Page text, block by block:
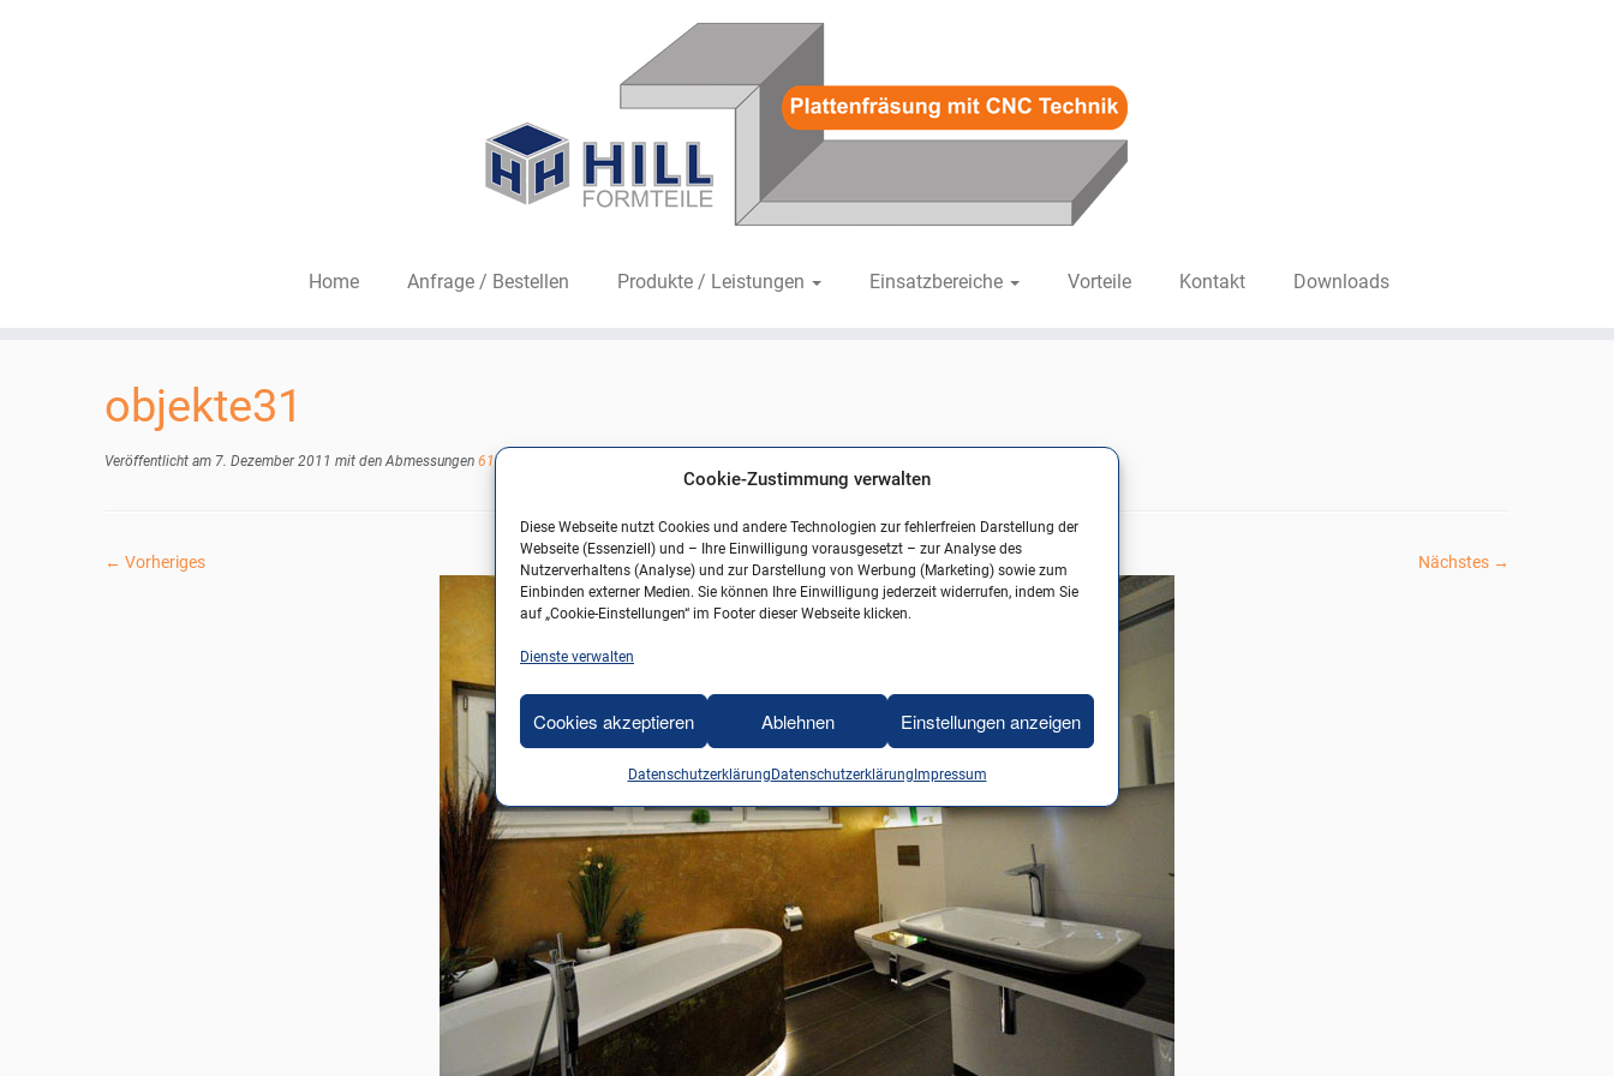
Cookie-Zustimmung verwalten
Diese Webseite nutzt Cookies und andere Technologien zur fehlerfreien Darstellung der
Webseite (Essenziell) und – Ihre Einwilligung vorausgesetzt – zur Analyse des
Nutzerverhaltens (Analyse) und zur Darstellung von Werbung (Marketing) sowie zum
Einbinden externer Medien. Sie können Ihre Einwilligung jederzeit widerrufen, indem Sie
auf „Cookie-Einstellungen“ im Footer dieser Webseite klicken.
Dienste verwalten
Cookies akzeptieren Ablehnen Einstellungen anzeigen
Datenschutzerklärung Datenschutzerklärung Impressum
Home Anfrage / Bestellen Produkte / Leistungen Einsatzbereiche Vorteile Kontakt Downloads
objekte31
Veröffentlicht am 7. Dezember 2011 mit den Abmessungen 612 × 420
← Vorheriges Nächstes →